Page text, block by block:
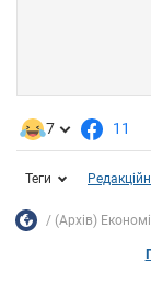
7 11
Теги
(Архів)